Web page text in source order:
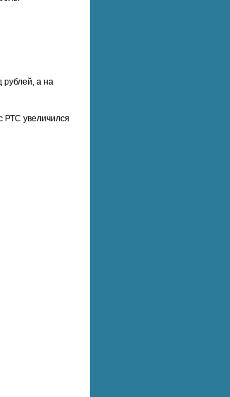
рублей, а на
РТС увеличился